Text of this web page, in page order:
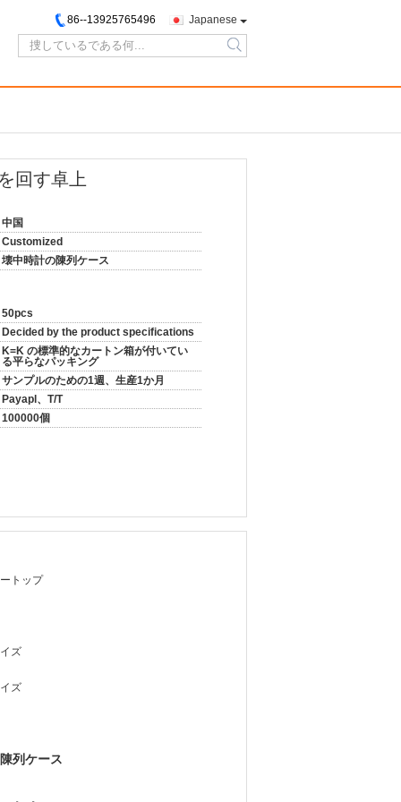
Japanese
86--13925765496
search
回す卓上
中国
Customized
壊中時計の陳列ケース
50pcs
Decided by the product specifications
K=K の標準的なカートン箱が付いてい
る平らなパッキング
サンプルのための1週、生産1か月
Payapl、T/T
100000個
トップ
ズ
ズ
列ケース